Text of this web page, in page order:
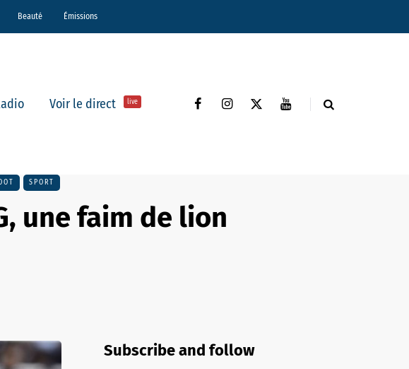
Beauté Émissions
Voir le direct live
SPORT
une faim de lion
Subscribe and follow